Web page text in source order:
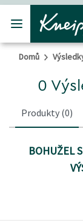
Přejít na hlavní
Přejít na obsah
Domů
0
Produkty (0)
BOHUŽEL